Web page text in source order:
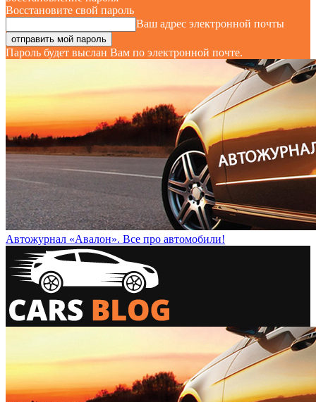
Восстановите свой пароль
Ваш адрес электронной почты
Пароль будет выслан Вам по электронной почте.
Автожурнал «Авалон». Все про автомобили!